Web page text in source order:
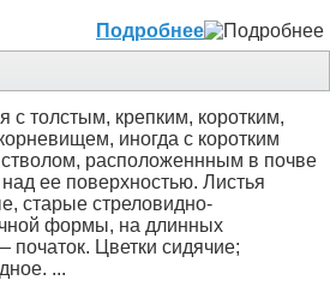
Подробнее
с толстым, крепким, коротким,
иногда с коротким
расположеннным в почве
ее поверхностью. Листья
старые стреловидно-
формы, на длинных
Цветки сидячие;
...